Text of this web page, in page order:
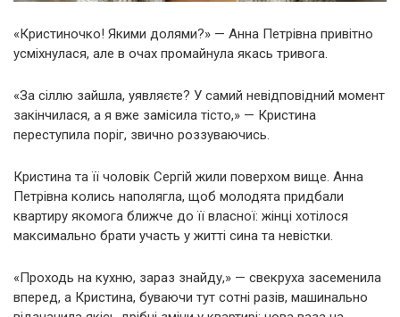
«Кристиночко! Якими долями?» — Анна Петрівна привітно
усміхнулася, але в очах промайнула якась тривога.
«За сіллю зайшла, уявляєте? У самий невідповідний момент
закінчилася, а я вже замісила тісто,» — Кристина
переступила поріг, звично роззуваючись.
Кристина та її чоловік Сергій жили поверхом вище. Анна
Петрівна колись наполягла, щоб молодята придбали
квартиру якомога ближче до її власної: жінці хотілося
максимально брати участь у житті сина та невістки.
«Проходь на кухню, зараз знайду,» — свекруха засеменила
вперед, а Кристина, буваючи тут сотні разів, машинально